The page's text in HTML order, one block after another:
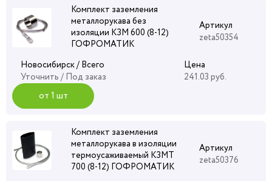
Комплект заземления
металлорукава без
изоляции КЗМ 600 (8-12)
ГОФРОМАТИК
Артикул
zeta50354
Новосибирск / Всего
Уточнить / Под заказ
Цена
241.03 руб.
от 1 шт
Комплект заземления
металлорукава в изоляции
термоусаживаемый КЗМТ
700 (8-12) ГОФРОМАТИК
Артикул
zeta50376